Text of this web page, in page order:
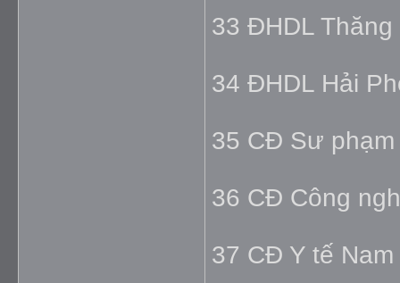
33 ĐHDL
34 ĐHDL Hải
35 CĐ Sư phạm
36 CĐ Công
37 CĐ Y tế